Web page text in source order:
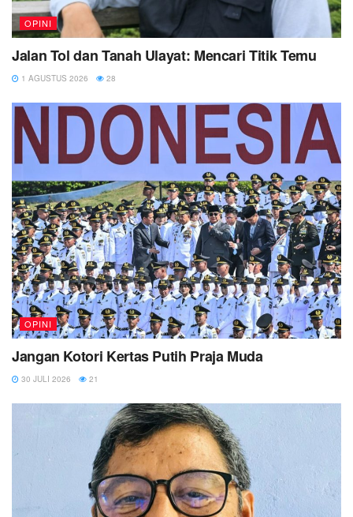
OPINI
Jalan Tol dan Tanah Ulayat: Mencari Titik Temu
1 AGUSTUS 2026 28
OPINI
Jangan Kotori Kertas Putih Praja Muda
30 JULI 2026 21